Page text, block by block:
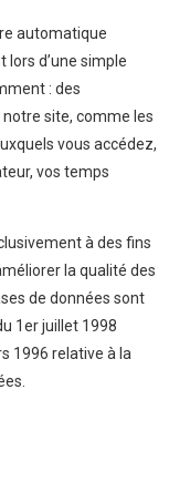
automatique
d’une simple
: des
site, comme les
vous accédez,
vos temps
à des fins
la qualité des
de données sont
1er juillet 1998
1996 relative à la